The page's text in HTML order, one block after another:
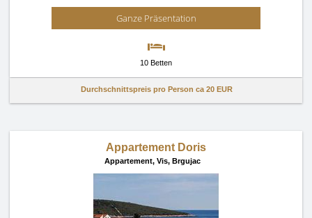
Ganze Präsentation
10 Betten
Durchschnittspreis pro Person ca 20 EUR
Appartement Doris
Appartement, Vis, Brgujac